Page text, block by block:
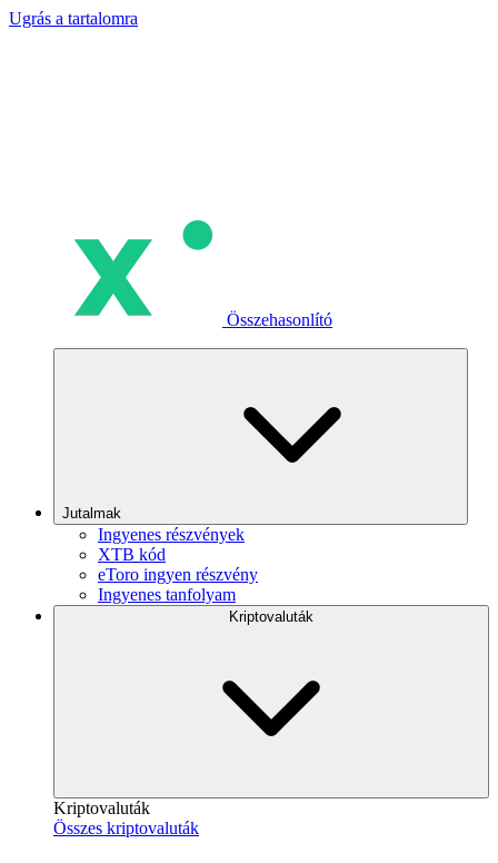
Ugrás a tartalomra
Összehasonlító
Jutalmak
Ingyenes részvények
XTB kód
eToro ingyen részvény
Ingyenes tanfolyam
Kriptovaluták
Összes kriptovaluták